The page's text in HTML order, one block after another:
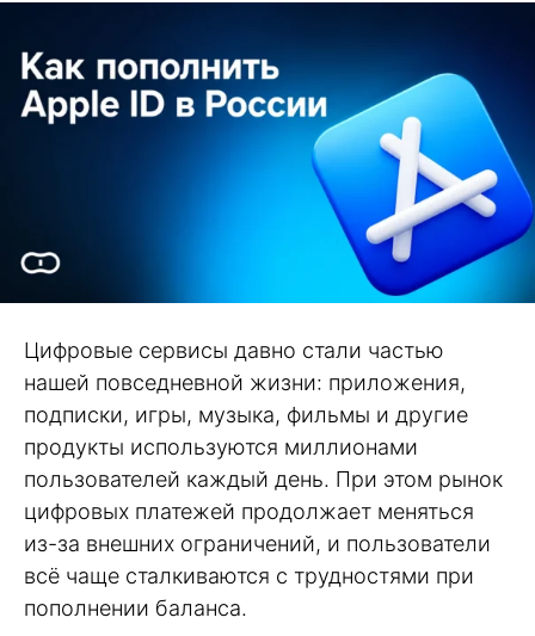
Цифровые сервисы давно стали частью
нашей повседневной жизни: приложения,
подписки, игры, музыка, фильмы и другие
продукты используются миллионами
пользователей каждый день. При этом рынок
цифровых платежей продолжает меняться
из-за внешних ограничений, и пользователи
всё чаще сталкиваются с трудностями при
пополнении баланса.